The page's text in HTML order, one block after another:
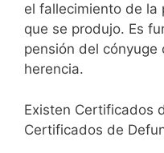
el fallecimiento de la
que se produjo. Es
pensión del cónyuge
herencia.
Existen Certificados
Certificados de